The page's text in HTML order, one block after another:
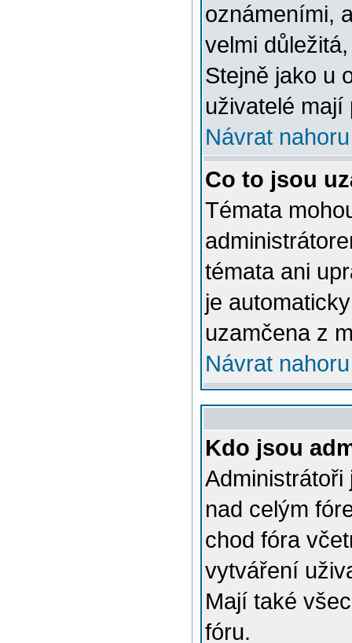
oznámeními,
velmi
Stejně jako u
uživatelé mají
Návrat nahoru
Co to jsou
Témata
témata ani
je
uzamčena z
Návrat nahoru
Kdo jsou
nad celým
chod fóra
vytváření
Mají také
fóru.